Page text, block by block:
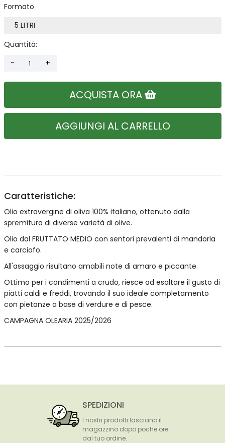
Formato
Quantità:
ACQUISTA ORA
AGGIUNGI AL CARRELLO
Caratteristiche:
Olio extravergine di oliva 100% italiano, ottenuto dalla
spremitura di diverse varietà di olive.
Olio dal FRUTTATO MEDIO con sentori prevalenti di mandorla
e carciofo.
All'assaggio risultano amabili note di amaro e piccante.
Ottimo per i condimenti a crudo, riesce ad esaltare il gusto di
piatti caldi e freddi, trovando il suo ideale completamento
con pietanze a base di verdure e di pesce.
CAMPAGNA OLEARIA 2025/2026
SPEDIZIONI
I nostri prodotti lasciano il
magazzino dopo poche ore
dal tuo ordine.